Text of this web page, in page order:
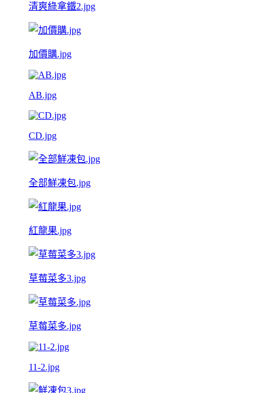
清爽綠拿鐵2.jpg
加價購.jpg
AB.jpg
CD.jpg
全部鮮凍包.jpg
紅龍果.jpg
草莓菜多3.jpg
草莓菜多.jpg
11-2.jpg